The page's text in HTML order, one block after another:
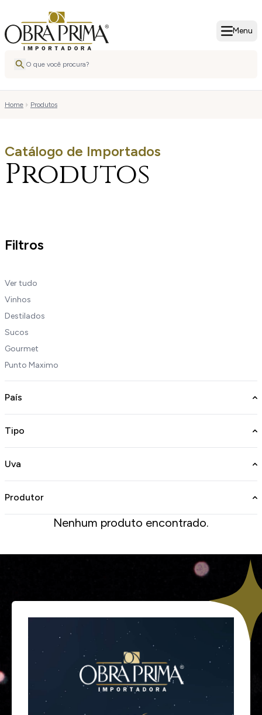
Menu
Home Produtos
Catálogo de Importados
Produtos
Filtros
Ver tudo
Vinhos
Destilados
Sucos
Gourmet
Punto Maximo
País
Tipo
Uva
Produtor
Nenhum produto encontrado.